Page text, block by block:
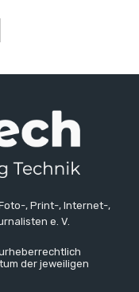
, Print-, Internet-,
e. V.
der jeweiligen